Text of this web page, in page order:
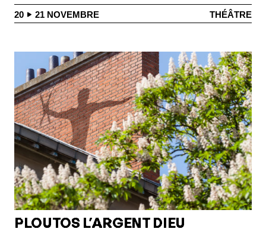
20 21 NOVEMBRE THÉÂTRE
PLOUTOS L’ARGENT DIEU